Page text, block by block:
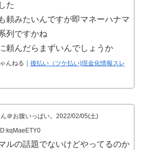
た
頼みたいんですが即マネーハナマ
列ですかね
頼んだらまずいんでしょうか
んねる｜ 後払い（ツケ払い)現金化情報スレ
＠お腹いっぱい。2022/02/05(土)
ルの話題でないけどやってるのか